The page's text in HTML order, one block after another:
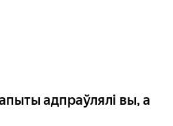
адпраўлялі вы, а